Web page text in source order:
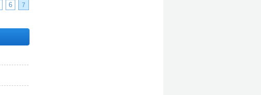
6 7